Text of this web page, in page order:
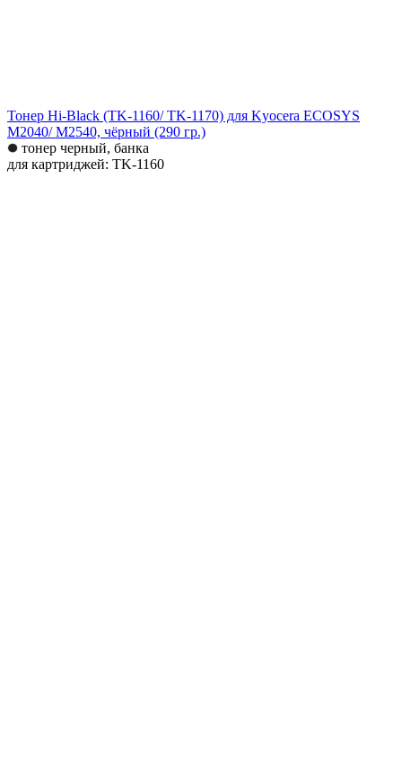
Тонер Hi-Black (TK-1160/ TK-1170) для Kyocera ECOSYS
M2040/ M2540, чёрный (290 гр.)
тонер черный, банка
для картриджей: TK-1160